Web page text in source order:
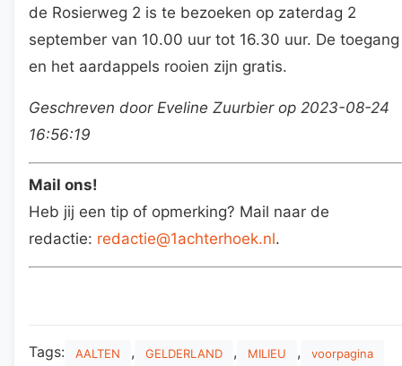
de Rosierweg 2 is te bezoeken op zaterdag 2
september van 10.00 uur tot 16.30 uur. De toegang
en het aardappels rooien zijn gratis.
Geschreven door Eveline Zuurbier op 2023-08-24
16:56:19
Mail ons!
Heb jij een tip of opmerking? Mail naar de
redactie: redactie@1achterhoek.nl.
Tags: AALTEN , GELDERLAND , MILIEU , voorpagina